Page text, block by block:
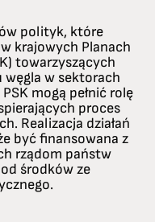
polityk, które
krajowych Planach
towarzyszących
w sektorach
mogą pełnić rolę
proces
Realizacja działań
być finansowana z
rządom państw
środków ze